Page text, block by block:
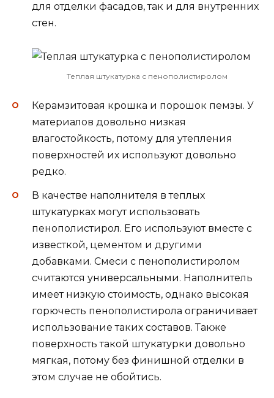
для отделки фасадов, так и для внутренних
стен.
Теплая штукатурка с пенополистиролом
Керамзитовая крошка и порошок пемзы. У
материалов довольно низкая
влагостойкость, потому для утепления
поверхностей их используют довольно
редко.
В качестве наполнителя в теплых
штукатурках могут использовать
пенополистирол. Его используют вместе с
известкой, цементом и другими
добавками. Смеси с пенополистиролом
считаются универсальными. Наполнитель
имеет низкую стоимость, однако высокая
горючесть пенополистирола ограничивает
использование таких составов. Также
поверхность такой штукатурки довольно
мягкая, потому без финишной отделки в
этом случае не обойтись.